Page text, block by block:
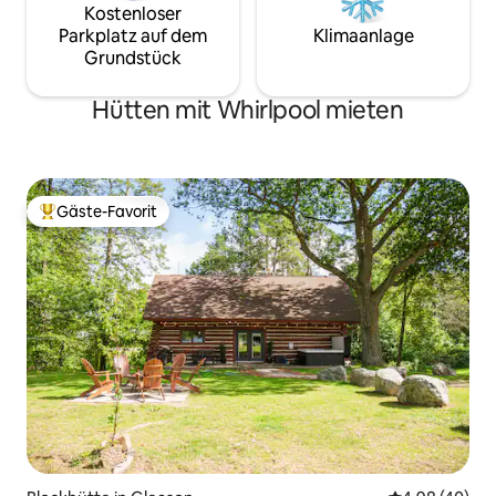
Kostenloser
Parkplatz auf dem
Grundstück
Klimaanlage
Hütten mit Whirlpool mieten
Beliebter Gäste-Favorit.
Gäste-Favorit